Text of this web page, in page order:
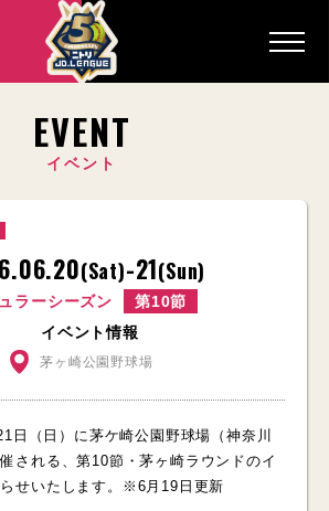
EVENT
イベント
(Sat)-21(Sun)
ラーシーズン
第10節
イベント情報
茅ヶ崎公園野球場
日（日）に茅ケ崎公園野球場（神奈川
される、第10節・茅ヶ崎ラウンドのイ
せいたします。※6月19日更新